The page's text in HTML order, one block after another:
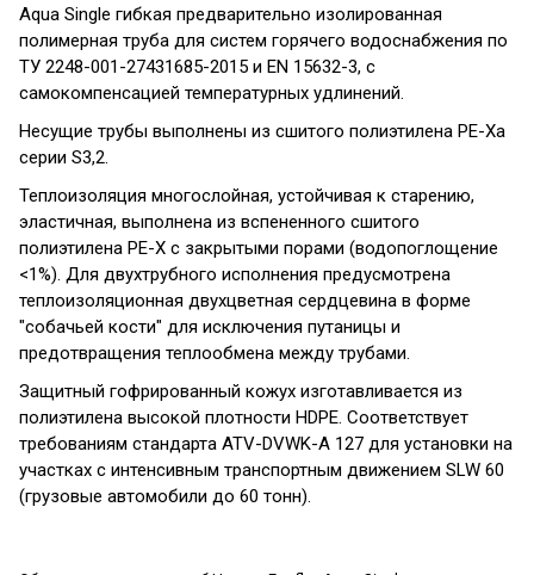
Aqua Single гибкая предварительно изолированная
полимерная труба для систем горячего водоснабжения по
ТУ 2248-001-27431685-2015 и EN 15632-3, с
самокомпенсацией температурных удлинений.
Несущие трубы выполнены из сшитого полиэтилена РЕ-Ха
серии S3,2.
Теплоизоляция многослойная, устойчивая к старению,
эластичная, выполнена из вспененного сшитого
полиэтилена PE-X с закрытыми порами (водопоглощение
<1%). Для двухтрубного исполнения предусмотрена
теплоизоляционная двухцветная сердцевина в форме
"собачьей кости" для исключения путаницы и
предотвращения теплообмена между трубами.
Защитный гофрированный кожух изготавливается из
полиэтилена высокой плотности HDPE. Соответствует
требованиям стандарта ATV-DVWK-A 127 для установки на
участках с интенсивным транспортным движением SLW 60
(грузовые автомобили до 60 тонн).